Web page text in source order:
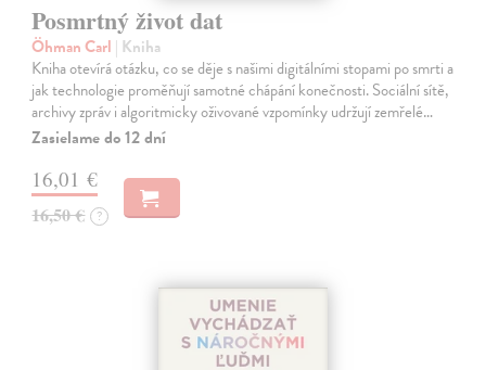
Posmrtný život dat
Öhman Carl | Kniha
Kniha otevírá otázku, co se děje s našimi digitálními stopami po smrti a
jak technologie proměňují samotné chápání konečnosti. Sociální sítě,
archivy zpráv i algoritmicky oživované vzpomínky udržují zemřelé…
Zasielame do 12 dní
16,01 €
16,50 € ?